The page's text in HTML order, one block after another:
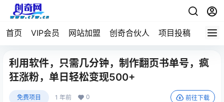
首页 VIP会员 网站加盟 创奇合伙人 项目投稿
利用软件，只需几分钟，制作翻页书单号，疯
狂涨粉，单日轻松变现500+
免费项目 1 年前 0 前往下载